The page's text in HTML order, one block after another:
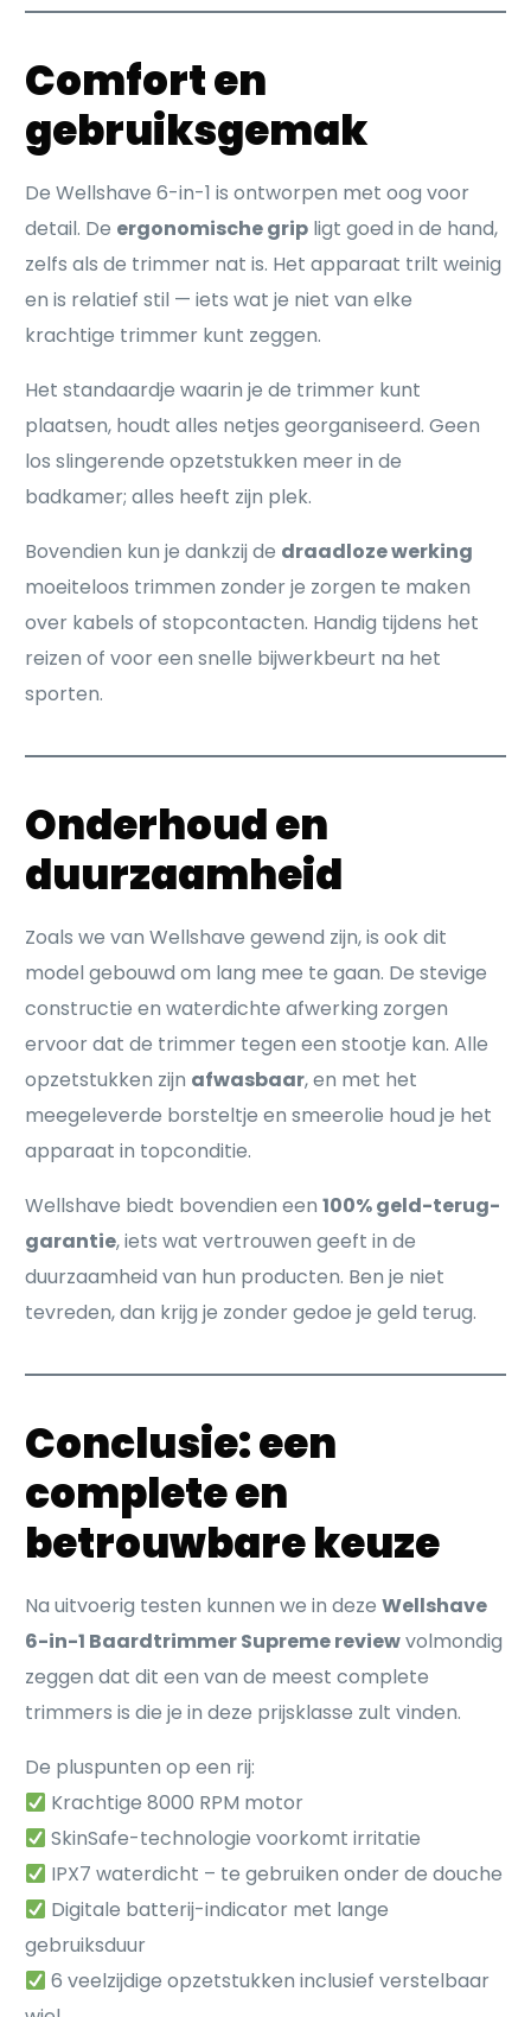
Comfort en
gebruiksgemak
De Wellshave 6-in-1 is ontworpen met oog voor
detail. De ergonomische grip ligt goed in de hand,
zelfs als de trimmer nat is. Het apparaat trilt weinig
en is relatief stil — iets wat je niet van elke
krachtige trimmer kunt zeggen.
Het standaardje waarin je de trimmer kunt
plaatsen, houdt alles netjes georganiseerd. Geen
los slingerende opzetstukken meer in de
badkamer; alles heeft zijn plek.
Bovendien kun je dankzij de draadloze werking
moeiteloos trimmen zonder je zorgen te maken
over kabels of stopcontacten. Handig tijdens het
reizen of voor een snelle bijwerkbeurt na het
sporten.
Onderhoud en
duurzaamheid
Zoals we van Wellshave gewend zijn, is ook dit
model gebouwd om lang mee te gaan. De stevige
constructie en waterdichte afwerking zorgen
ervoor dat de trimmer tegen een stootje kan. Alle
opzetstukken zijn afwasbaar, en met het
meegeleverde borsteltje en smeerolie houd je het
apparaat in topconditie.
Wellshave biedt bovendien een100% geld-terug-
garantie, iets wat vertrouwen geeft in de
duurzaamheid van hun producten. Ben je niet
tevreden, dan krijg je zonder gedoe je geld terug.
Conclusie: een
complete en
betrouwbare keuze
Na uitvoerig testen kunnen we in dezeWellshave
6-in-1 Baardtrimmer Supreme reviewvolmondig
zeggen dat dit een van de meest complete
trimmers is die je in deze prijsklasse zult vinden.
De pluspunten op een rij:
Krachtige 8000 RPM motor
SkinSafe-technologie voorkomt irritatie
IPX7 waterdicht – te gebruiken onder de douche
Digitale batterij-indicator met lange
gebruiksduur
6 veelzijdige opzetstukken inclusief verstelbaar